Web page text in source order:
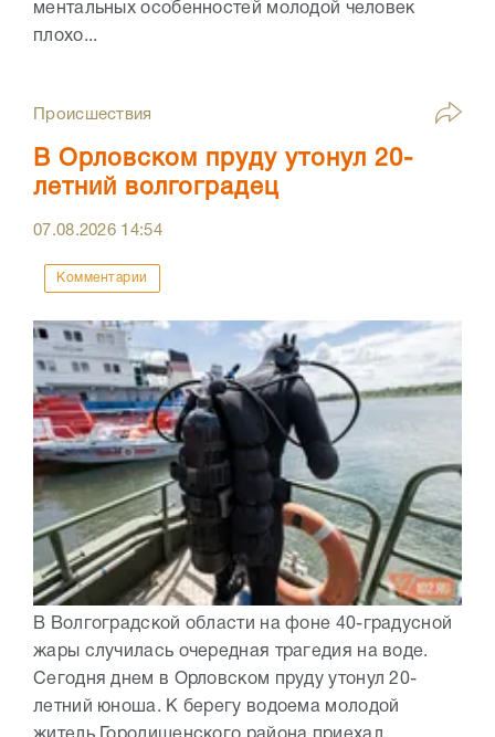
ментальных особенностей молодой человек
плохо...
Происшествия
В Орловском пруду утонул 20-
летний волгоградец
07.08.2026 14:54
Комментарии
В Волгоградской области на фоне 40-градусной
жары случилась очередная трагедия на воде.
Сегодня днем в Орловском пруду утонул 20-
летний юноша. К берегу водоема молодой